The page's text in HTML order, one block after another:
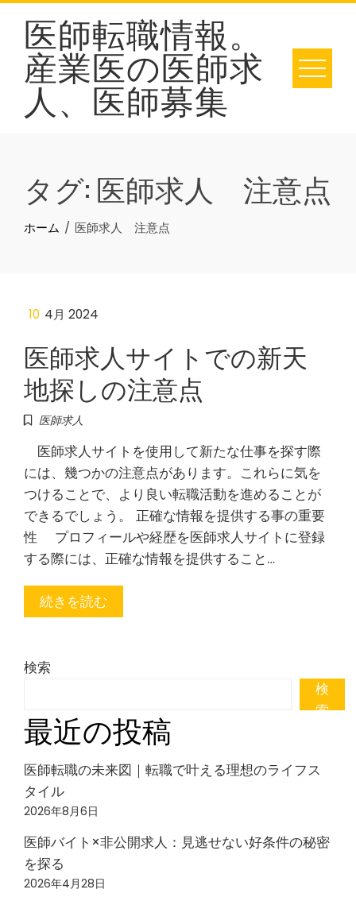
Skip
content医師転職情報。
産業医の医師求
人、医師募集
タグ: 医師求人 注意点
ホーム 医師求人 注意点
10 4月 2024
医師求人サイトでの新天
地探しの注意点
医師求人
医師求人サイトを使用して新たな仕事を探す際
には、幾つかの注意点があります。これらに気を
つけることで、より良い転職活動を進めることが
できるでしょう。 正確な情報を提供する事の重要
性 プロフィールや経歴を医師求人サイトに登録
する際には、正確な情報を提供すること…
続きを読む
検索
検
索
最近の投稿
医師転職の未来図｜転職で叶える理想のライフス
タイル
2026年8月6日
医師バイト×非公開求人：見逃せない好条件の秘密
を探る
2026年4月28日